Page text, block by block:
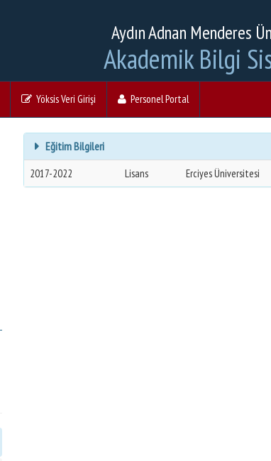
Aydın Adnan Menderes
Akademik Bilgi
Yöksis Veri Girişi Personel Portal
Eğitim Bilgileri
2017-2022 Lisans Erciyes Üniversitesi